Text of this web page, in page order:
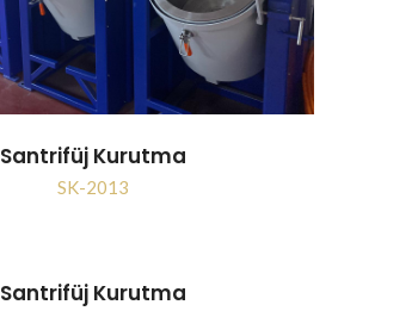
Santrifüj Kurutma
SK-2013
Santrifüj Kurutma